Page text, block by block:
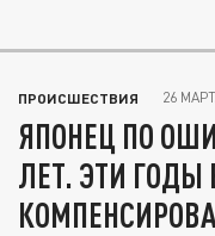
ПРОИСШЕСТВИЯ 26
ЯПОНЕЦ ПО
ЛЕТ. ЭТИ ГОДЫ